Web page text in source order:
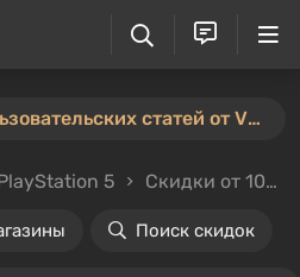
⚡️ Новый конкурс пользовательских статей от VGTimes — участвуйте тут ⚡️
5 Скидки от 10%
Поиск скидок